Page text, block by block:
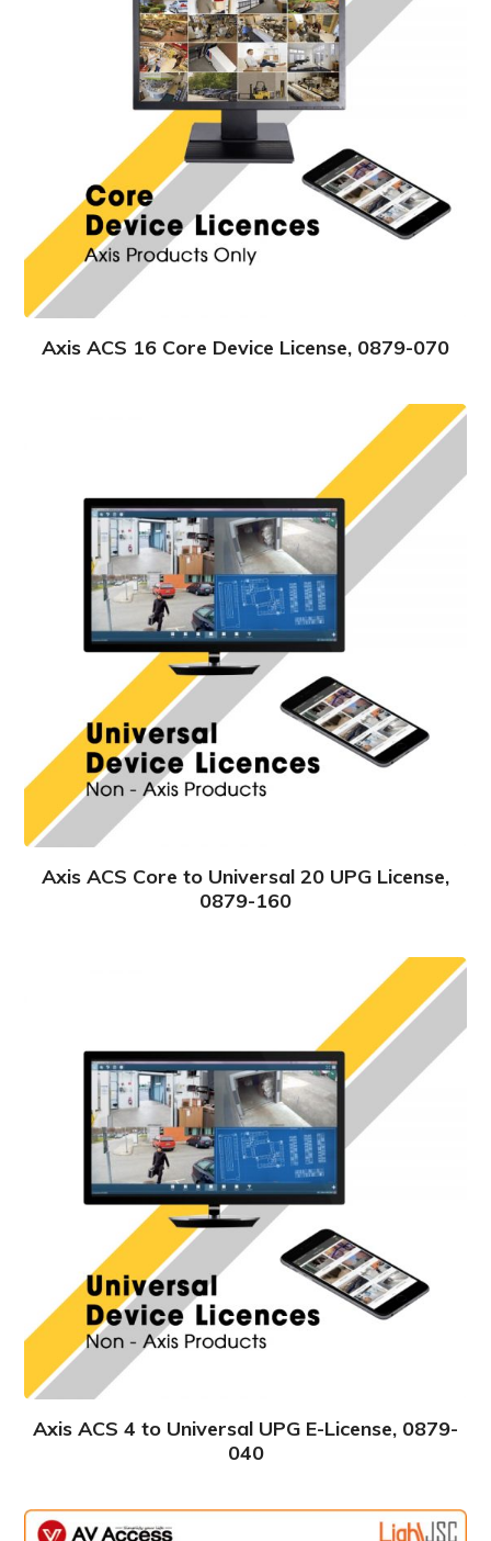
Axis ACS 16 Core Device License, 0879-070
Axis ACS Core to Universal 20 UPG License,
0879-160
Axis ACS 4 to Universal UPG E-License, 0879-
040